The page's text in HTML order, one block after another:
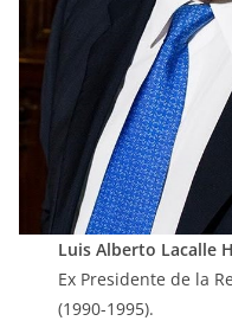
Luis Alberto Lacalle
Ex Presidente de la
(1990-1995).